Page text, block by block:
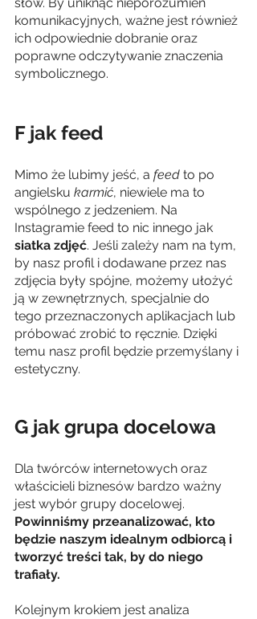
komunikacyjnych, ważne jest również
ich odpowiednie dobranie oraz
poprawne odczytywanie znaczenia
symbolicznego.
F jak feed
Mimo że lubimy jeść, a feed to po
angielsku karmić, niewiele ma to
wspólnego z jedzeniem. Na
Instagramie feed to nic innego jak
siatka zdjęć. Jeśli zależy nam na tym,
by nasz profil i dodawane przez nas
zdjęcia były spójne, możemy ułożyć
ją w zewnętrznych, specjalnie do
tego przeznaczonych aplikacjach lub
próbować zrobić to ręcznie. Dzięki
temu nasz profil będzie przemyślany i
estetyczny.
G jak grupa docelowa
Dla twórców internetowych oraz
właścicieli biznesów bardzo ważny
jest wybór grupy docelowej.
Powinniśmy przeanalizować, kto
będzie naszym idealnym odbiorcą i
tworzyć treści tak, by do niego
trafiały.
Kolejnym krokiem jest analiza